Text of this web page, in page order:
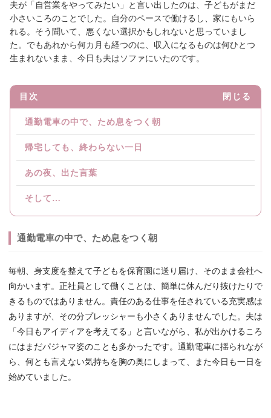
夫が「自営業をやってみたい」と言い出したのは、子どもがまだ
小さいころのことでした。自分のペースで働けるし、家にもいら
れる。そう聞いて、悪くない選択かもしれないと思っていまし
た。でもあれから何カ月も経つのに、収入になるものは何ひとつ
生まれないまま、今日も夫はソファにいたのです。
目次 閉じる
通勤電車の中で、ため息をつく朝
帰宅しても、終わらない一日
あの夜、出た言葉
そして…
通勤電車の中で、ため息をつく朝
毎朝、身支度を整えて子どもを保育園に送り届け、そのまま会社へ
向かいます。正社員として働くことは、簡単に休んだり抜けたりで
きるものではありません。責任のある仕事を任されている充実感は
ありますが、その分プレッシャーも小さくありませんでした。夫は
「今日もアイディアを考えてる」と言いながら、私が出かけるころ
にはまだパジャマ姿のことも多かったです。通勤電車に揺られなが
ら、何とも言えない気持ちを胸の奥にしまって、また今日も一日を
始めていました。